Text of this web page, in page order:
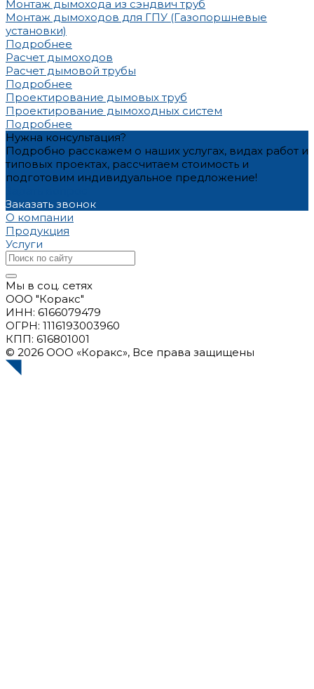
Монтаж дымохода из сэндвич труб
Монтаж дымоходов для ГПУ (Газопоршневые
установки)
Подробнее
Расчет дымоходов
Расчет дымовой трубы
Подробнее
Проектирование дымовых труб
Проектирование дымоходных систем
Подробнее
Нужна консультация?
Подробно расскажем о наших услугах, видах работ и
типовых проектах, рассчитаем стоимость и
подготовим индивидуальное предложение!
Заказать звонок
О компании
Продукция
Услуги
Мы в соц. сетях
ООО "Коракс"
ИНН: 6166079479
ОГРН: 1116193003960
КПП: 616801001
© 2026 ООО «Коракс», Все права защищены